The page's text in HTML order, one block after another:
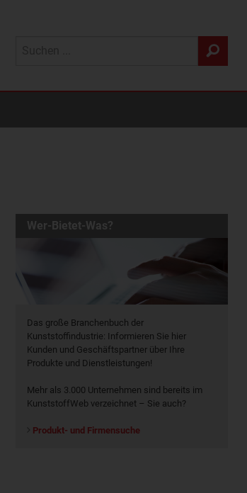
Wer-Bietet-Was?
Das große Branchenbuch der
Kunststoffindustrie: Informieren Sie hier
Kunden und Geschäftspartner über Ihre
Produkte und Dienstleistungen!
Mehr als 3.000 Unternehmen sind bereits im
KunststoffWeb verzeichnet – Sie auch?
Produkt- und Firmensuche